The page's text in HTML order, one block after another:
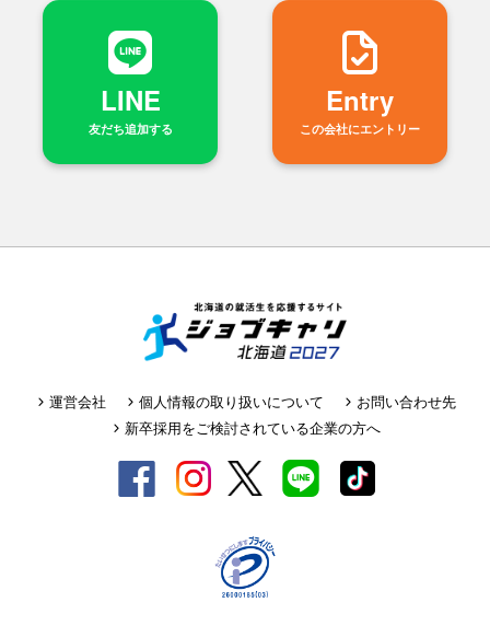
LINE
友だち追加する
Entry
この会社にエントリー
運営会社 個人情報の取り扱いについて
お問い合わせ先
新卒採用をご検討されている企業の方へ